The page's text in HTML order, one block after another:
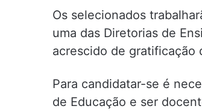
Os selecionados
uma das Diretorias de
acrescido de gratificação
Para candidatar-se é
de Educação e ser